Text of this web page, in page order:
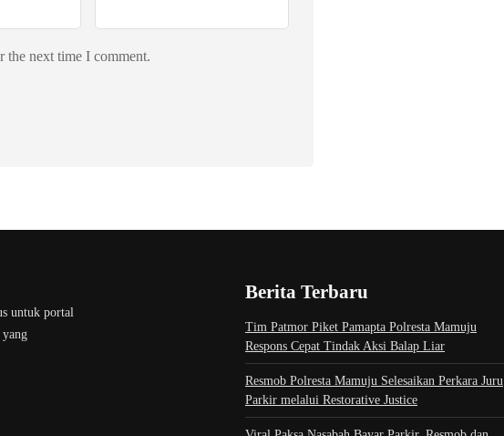
the next time I comment.
untuk portal
Berita Terbaru
Tim Patmor Piket Pamapta Polresta Mamuju
Respons Cepat Tindak Aksi Balap Liar
Resmob Polresta Mamuju Selesaikan Perkara Juru
Parkir melalui Restorative Justice